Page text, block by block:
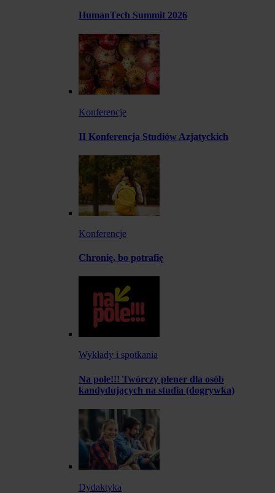
HumanTech Summit 2026
Konferencje
II Konferencja Studiów Azjatyckich
Konferencje
Chronię, bo potrafię
Wykłady i spotkania
Na pole!!! Twórczy plener dla osób
kandydujących na studia (dogrywka)
Dydaktyka